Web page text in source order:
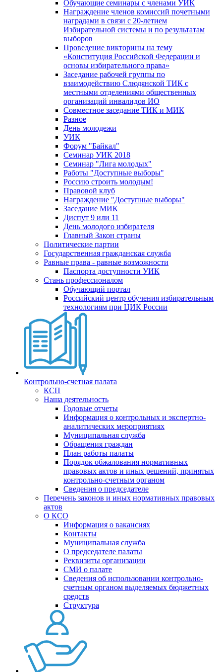
Обучающие семинары с членами УИК
Награждение членов комиссий почетными
наградами в связи с 20-летием
Избирательной системы и по результатам
выборов
Проведение викторины на тему
«Конституция Российской Федерации и
основы избирательного права»
Заседание рабочей группы по
взаимодействию Слюдянской ТИК с
местными отделениями общественных
организаций инвалидов ИО
Совместное заседание ТИК и МИК
Разное
День молодежи
УИК
Форум "Байкал"
Семинар УИК 2018
Семинар "Лига молодых"
Работы "Доступные выборы"
Россию строить молодым!
Правовой клуб
Награждение "Доступные выборы"
Заседание МИК
Диспут 9 или 11
День молодого избирателя
Главный Закон страны
Политические партии
Государственная гражданская служба
Равные права - равные возможности
Паспорта доступности УИК
Стань профессионалом
Обучающий портал
Российский центр обучения избирательным
технологиям при ЦИК России
Контрольно-счетная палата
КСП
Наша деятельность
Годовые отчеты
Информация о контрольных и экспертно-
аналитических мероприятиях
Муниципальная служба
Обращения граждан
План работы палаты
Порядок обжалования нормативных
правовых актов и иных решений, принятых
контрольно-счетным органом
Сведения о председателе
Перечень законов и иных нормативных правовых
актов
О КСО
Информация о вакансиях
Контакты
Муниципальная служба
О председателе палаты
Реквизиты организации
СМИ о палате
Сведения об использовании контрольно-
счетным органом выделяемых бюджетных
средств
Структура